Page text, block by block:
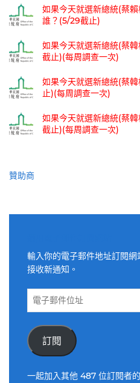
如果今天就選新總統(蔡
誰？(5/29截止)
如果今天就選新總統(蔡
截止)(每周調查一次)
如果今天就選新總統(蔡
止)(每周調查一次)
如果今天就選新總統(蔡
截止)(每周調查一次)
贊助商
輸入你的電子郵件地址訂閱
接收新通知。
電
件
位
訂閱
一起加入其他 487 位訂閱者